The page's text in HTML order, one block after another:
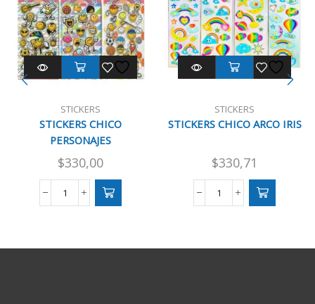
STICKERS
STICKERS CHICO
PERSONAJES
$330,00
STICKERS
STICKERS
STICKERS CHICO ARCO IRIS
$330,71
STICKERS
cantidad